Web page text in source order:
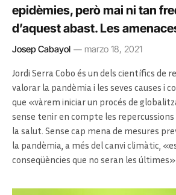
epidèmies, però mai ni tan
d’aquest abast. Les
Josep Cabayol marzo 18, 2021
Jordi Serra Cobo és un dels científics de
valorar la pandèmia i les seves causes i
que «vàrem iniciar un procés de
sense tenir en compte les
la salut. Sense cap mena de mesures
la pandèmia, a més del canvi climàtic,
conseqüències que no seran les últimes»